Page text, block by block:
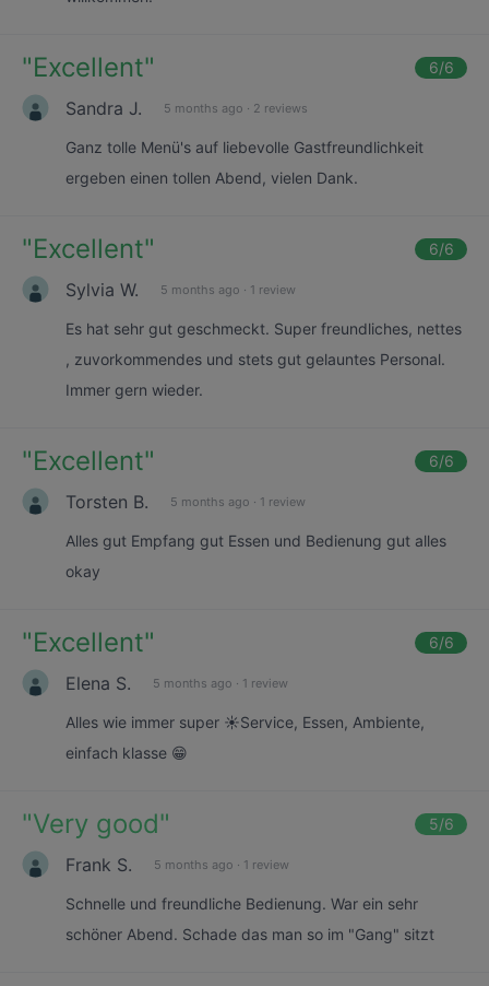
"Excellent" 6/6
Sandra J. 5 months ago · 2 reviews
Ganz tolle Menü's auf liebevolle Gastfreundlichkeit
ergeben einen tollen Abend, vielen Dank.
"Excellent" 6/6
Sylvia W. 5 months ago · 1 review
Es hat sehr gut geschmeckt. Super freundliches, nettes
, zuvorkommendes und stets gut gelauntes Personal.
Immer gern wieder.
"Excellent" 6/6
Torsten B. 5 months ago · 1 review
Alles gut Empfang gut Essen und Bedienung gut alles
okay
"Excellent" 6/6
Elena S. 5 months ago · 1 review
Alles wie immer super ☀️Service, Essen, Ambiente,
einfach klasse 😁
"Very good" 5/6
Frank S. 5 months ago · 1 review
Schnelle und freundliche Bedienung. War ein sehr
schöner Abend. Schade das man so im "Gang" sitzt